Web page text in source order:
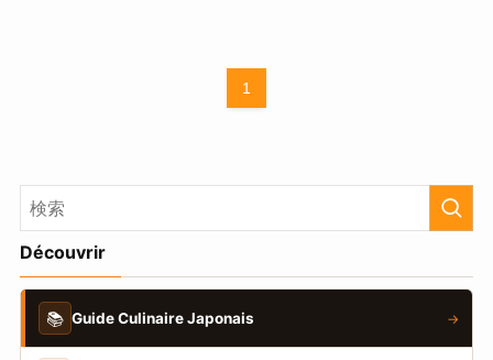
1
Découvrir
📚 Guide Culinaire Japonais →